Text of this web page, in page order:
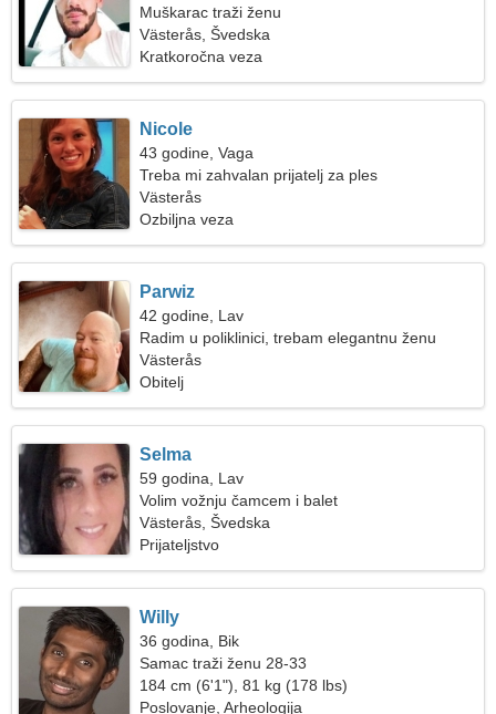
Muškarac traži ženu
Västerås, Švedska
Kratkoročna veza
Nicole
43 godine, Vaga
Treba mi zahvalan prijatelj za ples
Västerås
Ozbiljna veza
Parwiz
42 godine, Lav
Radim u poliklinici, trebam elegantnu ženu
Västerås
Obitelj
Selma
59 godina, Lav
Volim vožnju čamcem i balet
Västerås, Švedska
Prijateljstvo
Willy
36 godina, Bik
Samac traži ženu 28-33
184 cm (6'1"), 81 kg (178 lbs)
Poslovanje, Arheologija